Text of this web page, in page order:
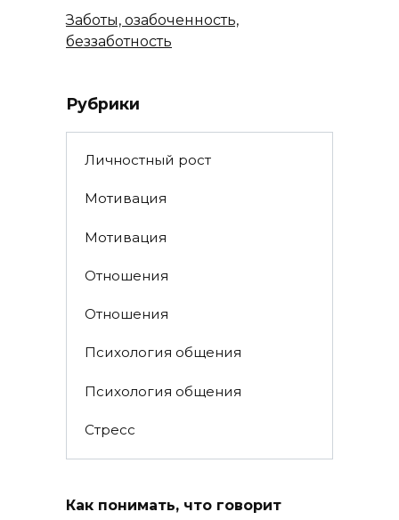
Заботы, озабоченность,
беззаботность
Рубрики
Личностный рост
Мотивация
Мотивация
Отношения
Отношения
Психология общения
Психология общения
Стресс
Как понимать, что говорит